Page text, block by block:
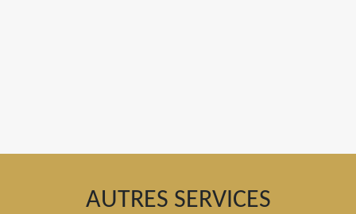
AUTRES SERVICES